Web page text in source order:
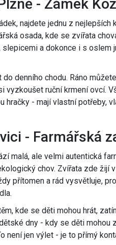
- Zámek
najdete jednu z nejlepších
osada, kde se zvířata
a dokonce i s oslem
denního chodu. Ráno
vyzkoušet ruční krmení ovcí.
hračky - mají vlastní potřeby,
- Farmářská
malá, ale velmi autentická
chov. Zvířata zde žijí
přítomen a rád vysvětluje,
kde se děti mohou hrát,
dny - kdy se děti
není jen výlet - je to přímý